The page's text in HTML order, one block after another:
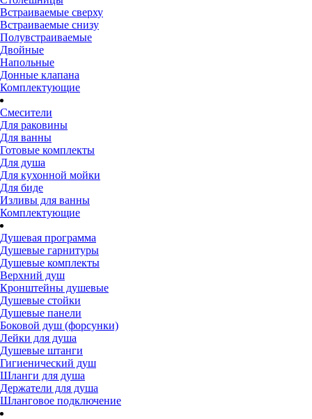
Встраиваемые сверху
Встраиваемые снизу
Полувстраиваемые
Двойные
Напольные
Донные клапана
Комплектующие
Смесители
Для раковины
Для ванны
Готовые комплекты
Для душа
Для кухонной мойки
Для биде
Изливы для ванны
Комплектующие
Душевая программа
Душевые гарнитуры
Душевые комплекты
Верхний душ
Кронштейны душевые
Душевые стойки
Душевые панели
Боковой душ (форсунки)
Лейки для душа
Душевые штанги
Гигиенический душ
Шланги для душа
Держатели для душа
Шланговое подключение